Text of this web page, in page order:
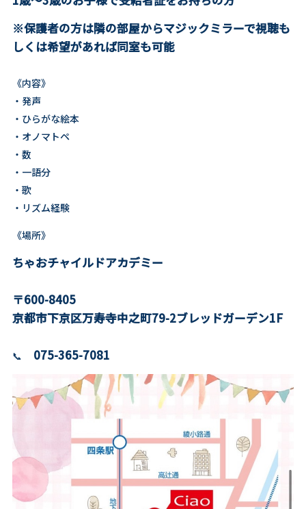
※保護者の方は隣の部屋からマジックミラーで視聴も
しくは希望があれば同室も可能
《内容》
・発声
・ひらがな絵本
・オノマトペ
・数
・一語分
・歌
・リズム経験
《場所》
ちゃおチャイルドアカデミー
〒600-8405
京都市下京区万寿寺中之町79-2ブレッドガーデン1F
📞 075-365-7081